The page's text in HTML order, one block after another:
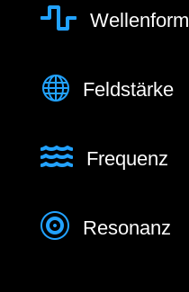
 Wellenform
 Feldstärke
 Frequenz
 Resonanz